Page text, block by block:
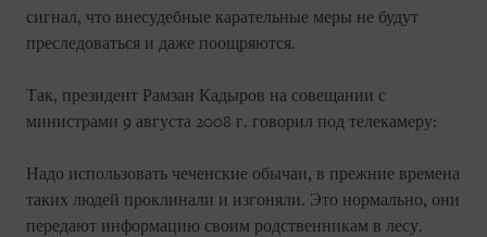
сигнал, что внесудебные карательные меры не будут
преследоваться и даже поощряются.
Так, президент Рамзан Кадыров на совещании с
министрами 9 августа 2008 г. говорил под телекамеру:
Надо использовать чеченские обычаи, в прежние времена
таких людей проклинали и изгоняли. Это нормально, они
передают информацию своим родственникам в лесу.